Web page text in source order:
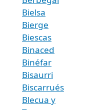
Bielsa
Bierge
Biescas
Binaced
Binéfar
Bisaurri
Biscarrués
Blecua y